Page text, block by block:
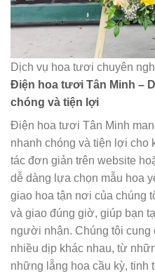
Dịch vụ hoa tươi chuyên
Điện hoa tươi Tân Minh –
chóng và tiện lợi
Điện hoa tươi Tân Minh
nhanh chóng và tiện lợi cho
tác đơn giản trên website
dễ dàng lựa chọn mẫu hoa
giao hoa tận nơi của chúng
và giao đúng giờ, giúp bạn
người nhận. Chúng tôi cung
nhiều dịp khác nhau, từ
những lẵng hoa cầu kỳ, tinh